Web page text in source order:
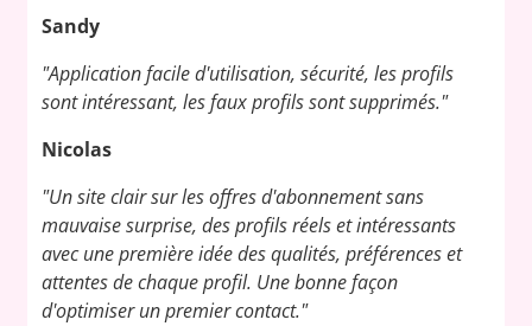
Sandy
"Application facile d'utilisation, sécurité, les profils
sont intéressant, les faux profils sont supprimés."
Nicolas
"Un site clair sur les offres d'abonnement sans
mauvaise surprise, des profils réels et intéressants
avec une première idée des qualités, préférences et
attentes de chaque profil. Une bonne façon
d'optimiser un premier contact."